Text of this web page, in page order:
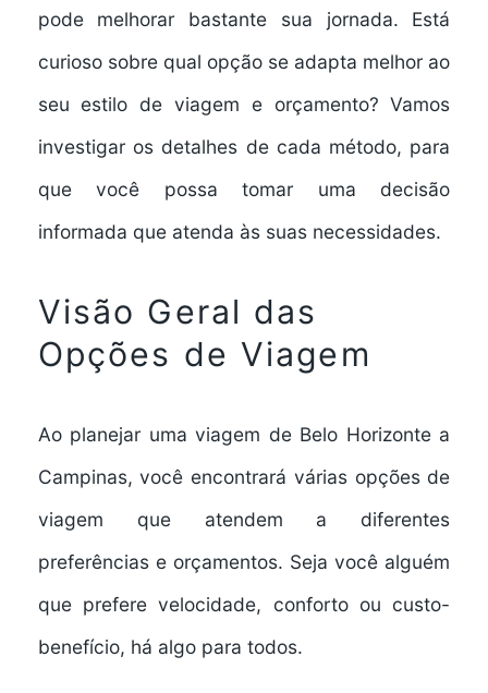
pode melhorar bastante sua jornada. Está
curioso sobre qual opção se adapta melhor ao
seu estilo de viagem e orçamento? Vamos
investigar os detalhes de cada método, para
que você possa tomar uma decisão
informada que atenda às suas necessidades.
Visão Geral das
Opções de Viagem
Ao planejar uma viagem de Belo Horizonte a
Campinas, você encontrará várias opções de
viagem que atendem a diferentes
preferências e orçamentos. Seja você alguém
que prefere velocidade, conforto ou custo-
benefício, há algo para todos.